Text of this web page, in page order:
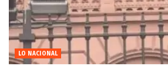
LO NACIONAL